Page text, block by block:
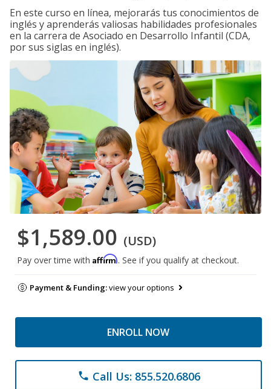
En este curso en línea, mejorarás tus conocimientos de
inglés y aprenderás valiosas habilidades profesionales
en la carrera de Asociado en Desarrollo Infantil (CDA,
por sus siglas en inglés).
$1,589.00 (USD)
Pay over time with Affirm. See if you qualify at checkout.
Payment & Funding:view your options
ENROLL NOW
phone Call Us: 855.520.6806